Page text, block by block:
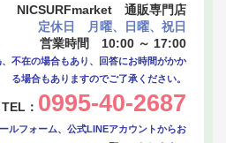
NICSURFmarket 通販専門店
定休日 月曜、日曜、祝日
営業時間 10:00 ～ 17:00
不在の場合もあり、回答にお時間がかか
る場合もありますのでご了承ください。
TEL： 0995-40-2687
ルフォーム、公式LINEアカウントからお